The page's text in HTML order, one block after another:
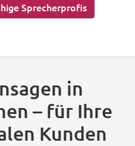
Sprecherprofis
in
– für Ihre
Kunden